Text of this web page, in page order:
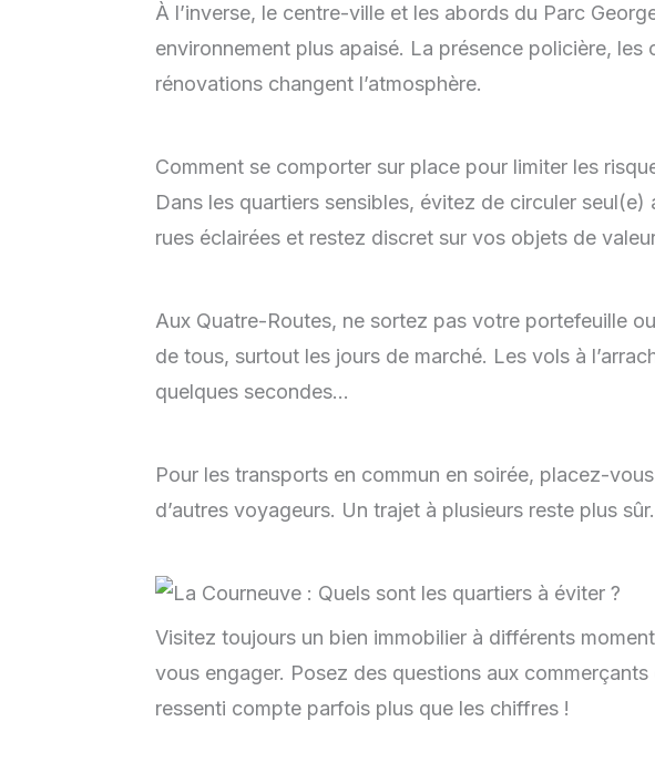
À l’inverse, le centre-ville et les abords du Parc
environnement plus apaisé. La présence policière, les
rénovations changent l’atmosphère.
Comment se comporter sur place pour limiter les
Dans les quartiers sensibles, évitez de circuler
rues éclairées et restez discret sur vos objets de
Aux Quatre-Routes, ne sortez pas votre portefeuille
de tous, surtout les jours de marché. Les vols à
quelques secondes…
Pour les transports en commun en soirée, placez-
d’autres voyageurs. Un trajet à plusieurs reste plus sûr.
Visitez toujours un bien immobilier à différents
vous engager. Posez des questions aux
ressenti compte parfois plus que les chiffres !